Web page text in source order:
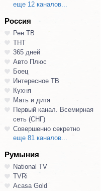
еще 12 каналов...
Россия
Рен ТВ
ТНТ
365 дней
Авто Плюс
Боец
Интересное ТВ
Кухня
Мать и дитя
Первый канал. Всемирная
сеть (СНГ)
Совершенно секретно
еще 81 каналов...
Румыния
National TV
TVRi
Acasa Gold